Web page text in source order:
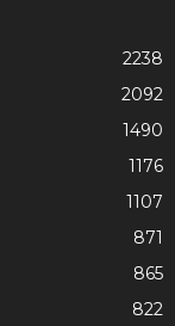
2238
2092
1490
1176
1107
871
865
822